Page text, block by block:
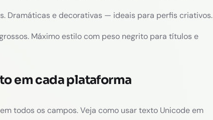
Dramáticas e decorativas — ideais para perfis criativos.
Máximo estilo com peso negrito para títulos e
em cada plataforma
todos os campos. Veja como usar texto Unicode em